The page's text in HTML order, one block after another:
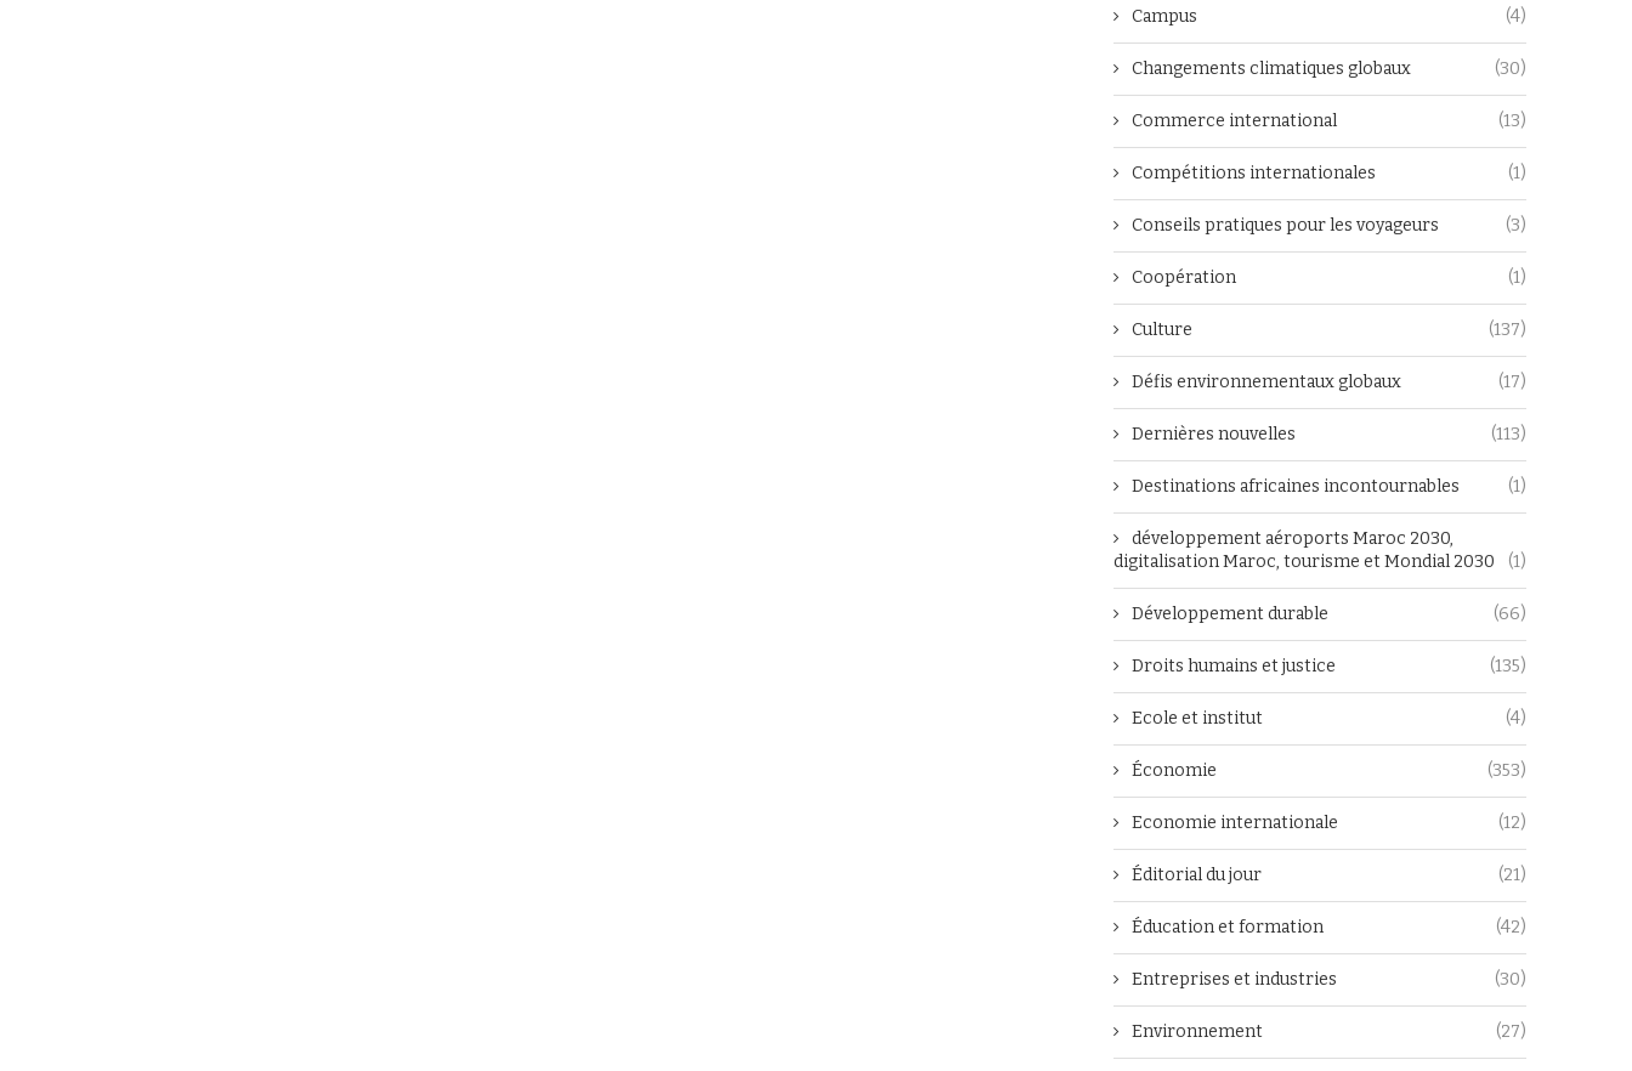
Campus (4)
Changements climatiques globaux (30)
Commerce international (13)
Compétitions internationales (1)
Conseils pratiques pour les voyageurs (3)
Coopération (1)
Culture (137)
Défis environnementaux globaux (17)
Dernières nouvelles (113)
Destinations africaines incontournables (1)
développement aéroports Maroc 2030,
digitalisation Maroc, tourisme et Mondial 2030
(1)
Développement durable (66)
Droits humains et justice (135)
Ecole et institut (4)
Économie (353)
Economie internationale (12)
Éditorial du jour (21)
Éducation et formation (42)
Entreprises et industries (30)
Environnement (27)